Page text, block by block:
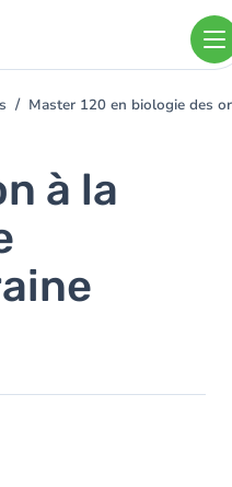
Master 120 en biologie des
à la